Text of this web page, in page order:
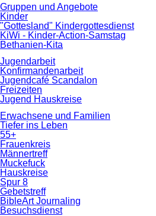
Gruppen und Angebote
Kinder
"Gottesland" Kindergottesdienst
KiWi - Kinder-Action-Samstag
Bethanien-Kita
Jugendarbeit
Konfirmandenarbeit
Jugendcafé Scandalon
Freizeiten
Jugend Hauskreise
Erwachsene und Familien
Tiefer ins Leben
55+
Frauenkreis
Männertreff
Muckefuck
Hauskreise
Spur 8
Gebetstreff
BibleArt Journaling
Besuchsdienst